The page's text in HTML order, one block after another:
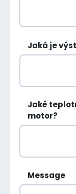
Jaká je
Jaké
motor?
Message